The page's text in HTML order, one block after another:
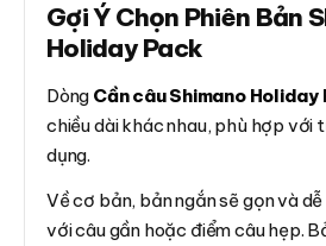
Gợi Ý Chọn Phiên Bản
Holiday Pack
Dòng Cần câu Shimano Holiday
chiều dài khác nhau, phù hợp với
dụng.
Về cơ bản, bản ngắn sẽ gọn và
với câu gần hoặc điểm câu hẹp.